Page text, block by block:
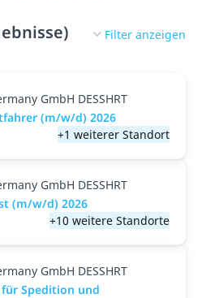
Filter anzeigen
GmbH DESSHRT
(m/w/d) 2026
+1 weiterer Standort
GmbH DESSHRT
(m/w/d) 2026
+10 weitere Standorte
GmbH DESSHRT
Spedition und